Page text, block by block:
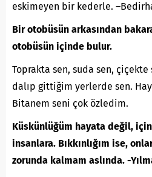
eskimeyen bir kederle.
Bir otobüsün arkasından
otobüsün içinde bulur.
Toprakta sen, suda sen, çiçekte
dalıp gittiğim yerlerde sen.
Bitanem seni çok özledim.
Küskünlüğüm hayata değil,
insanlara. Bıkkınlığım ise,
zorunda kalmam aslında. -